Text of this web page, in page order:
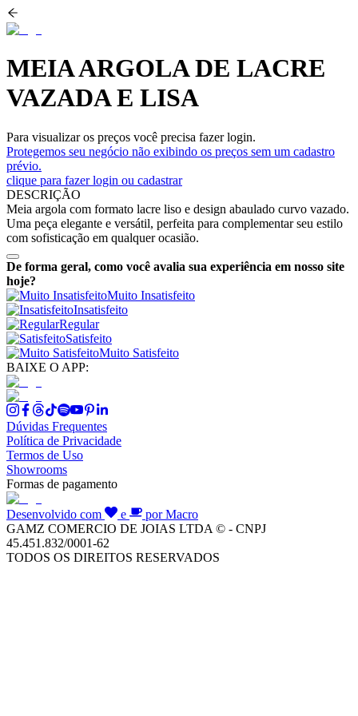
MEIA ARGOLA DE LACRE
VAZADA E LISA
Para visualizar os preços você precisa fazer login.
Protegemos seu negócio não exibindo os preços sem um cadastro
prévio.
clique para fazer login ou cadastrar
DESCRIÇÃO
Meia argola com formato lacre liso e design abaulado curvo vazado.
Uma peça elegante e versátil, perfeita para complementar seu estilo
com sofisticação em qualquer ocasião.
De forma geral, como você avalia sua experiência em nosso site
hoje?
Muito Insatisfeito
Insatisfeito
Regular
Satisfeito
Muito Satisfeito
BAIXE O APP:
Dúvidas Frequentes
Política de Privacidade
Termos de Uso
Showrooms
Formas de pagamento
Desenvolvido com e
por Macro
GAMZ COMERCIO DE JOIAS LTDA © - CNPJ
45.451.832/0001-62
TODOS OS DIREITOS RESERVADOS